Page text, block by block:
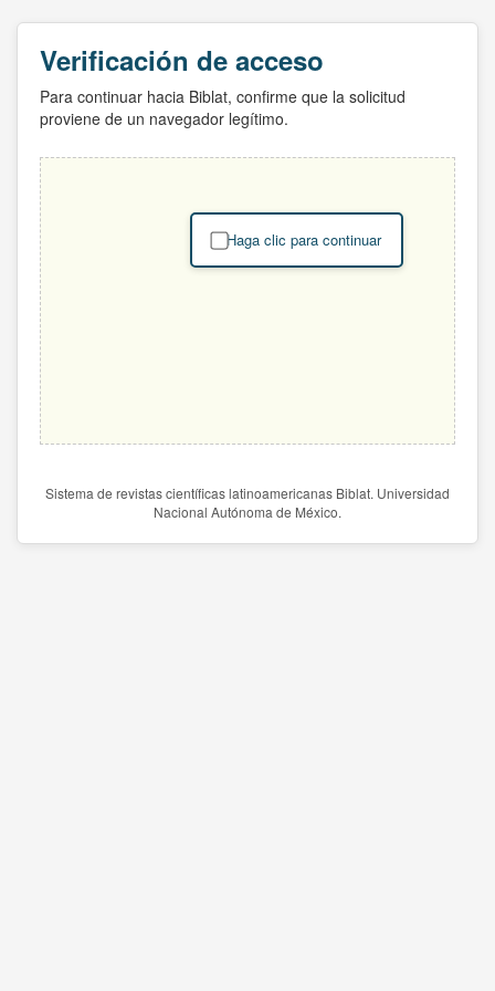
Verificación de acceso
Para continuar hacia Biblat, confirme que la solicitud
proviene de un navegador legítimo.
Haga clic para continuar
Sistema de revistas científicas latinoamericanas Biblat. Universidad
Nacional Autónoma de México.